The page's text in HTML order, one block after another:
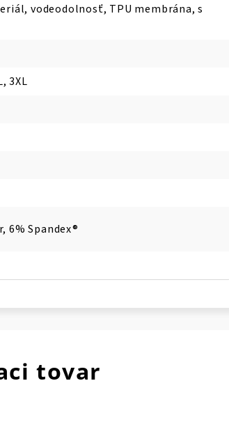
vodeodolnosť, TPU membrána, s
3XL
6% Spandex®
tovar